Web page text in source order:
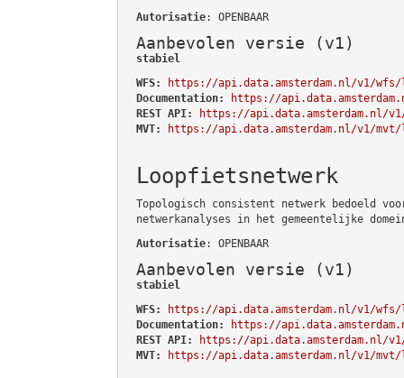
Autorisatie: OPENBAAR
Aanbevolen versie (v1)
stabiel
WFS:
https://api.data.amsterdam.nl/v1/
Documentation:
https://
REST API:
https://api.data.amsterdam.nl/
MVT:
https://api.data.amsterdam.nl/v1/
Loopfietsnetwerk
Topologisch consistent netwerk bedoeld
netwerkanalyses in het gemeentelijke
Autorisatie: OPENBAAR
Aanbevolen versie (v1)
stabiel
WFS:
https://api.data.amsterdam.nl/v1/
Documentation:
https://
REST API:
https://api.data.amsterdam.nl/
MVT:
https://api.data.amsterdam.nl/v1/